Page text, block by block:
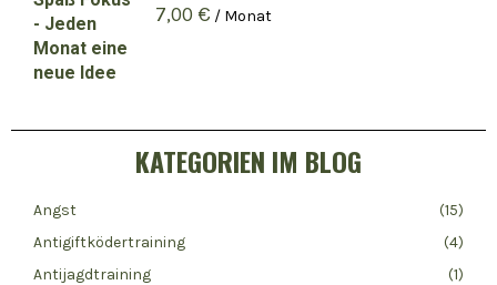
7,00 € / Monat
KATEGORIEN IM BLOG
Angst
(15)
Antigiftködertraining
(4)
Antijagdtraining
(1)